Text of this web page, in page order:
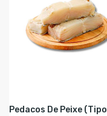
Pedacos De Peixe (Tipo